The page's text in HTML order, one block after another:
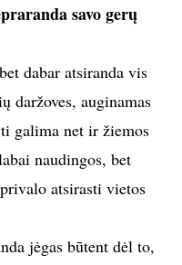
Shutterstock
vartoti žalias
gauti tik atvežtas iš
savo gerų